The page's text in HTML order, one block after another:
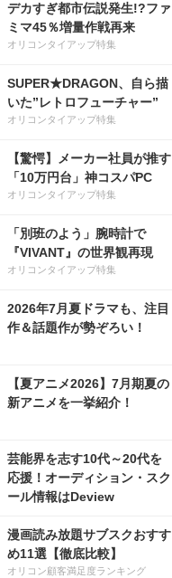
デカすぎ都市伝説発生!?ファ
ミマ45％増量作戦再来
オリコンタイアップ特集
SUPER★DRAGON、自ら描
いた”レトロフューチャー”
オリコンタイアップ特集
【驚愕】メーカー社員が推す
「10万円台」神コスパPC
オリコンタイアップ特集
「別班のよう」腕時計で
『VIVANT』の世界観再現
オリコンタイアップ特集
2026年7月夏ドラマも、注目
作＆話題作が勢ぞろい！
【夏アニメ2026】7月期夏の
新アニメを一挙紹介！
芸能界を志す10代～20代を
応援！オーディション・スク
ール情報はDeview
漫画読み放題サブスクおすす
め11選【徹底比較】
オリコン顧客満足度ランキング